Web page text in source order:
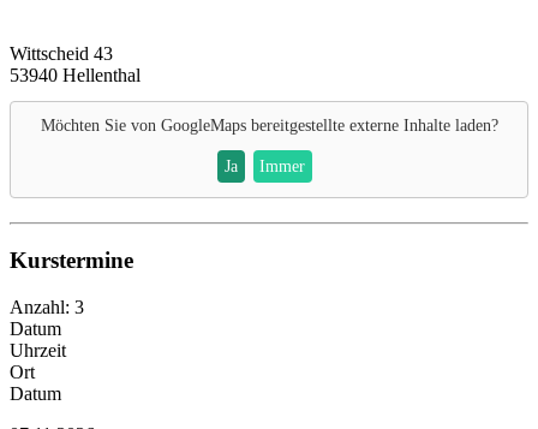
Wittscheid 43
53940 Hellenthal
Möchten Sie von GoogleMapsbereitgestellte externe Inhalte laden?
Ja Immer
Kurstermine
Anzahl: 3
Datum
Uhrzeit
Ort
Datum